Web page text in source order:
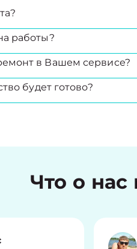
работы?
в Вашем сервисе?
будет готово?
Что о